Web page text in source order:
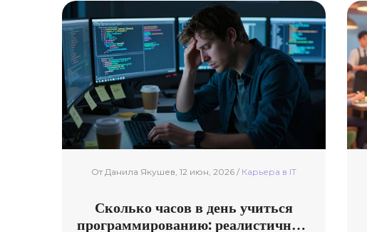
От Данила Якушев, 12 июн, 2026 / Карьера в IT
Сколько часов в день учиться
программированию: реалистичный